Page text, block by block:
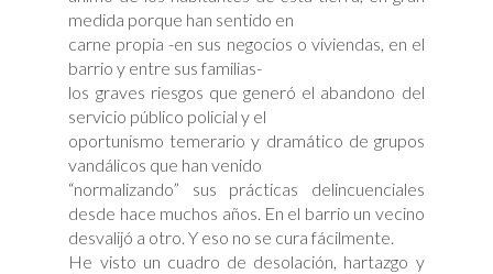
medida porque han sentido en
carne propia -en sus negocios o viviendas, en el
barrio y entre sus familias-
los graves riesgos que generó el abandono del
servicio público policial y el
oportunismo temerario y dramático de grupos
vandálicos que han venido
“normalizando” sus prácticas delincuenciales
desde hace muchos años. En el barrio un vecino
desvalijó a otro. Y eso no se cura fácilmente.
He visto un cuadro de desolación, hartazgo y